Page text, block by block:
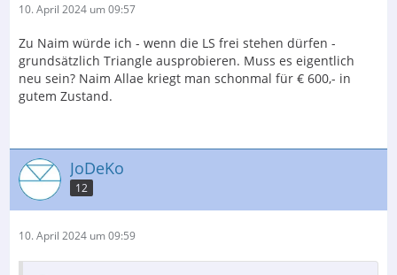
10. April 2024 um 09:57
Zu Naim würde ich - wenn die LS frei stehen dürfen -
grundsätzlich Triangle ausprobieren. Muss es eigentlich
neu sein? Naim Allae kriegt man schonmal für € 600,- in
gutem Zustand.
JoDeKo
12
10. April 2024 um 09:59